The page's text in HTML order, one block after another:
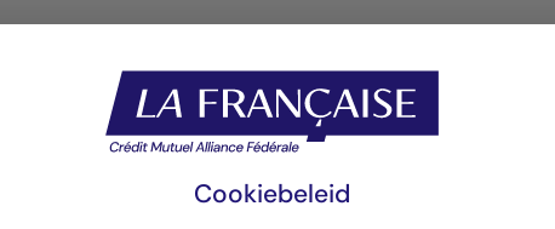
Cookiebeleid